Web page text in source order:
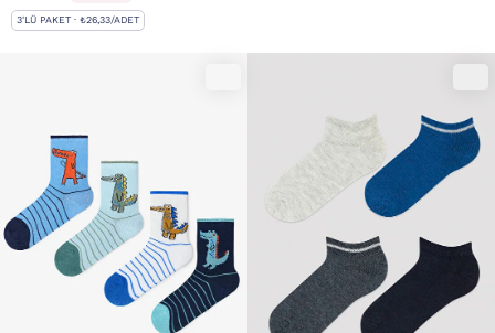
3'LÜ PAKET · ₺26,33/ADET